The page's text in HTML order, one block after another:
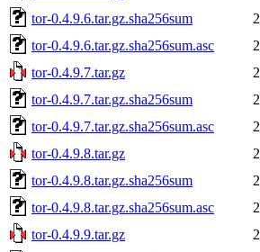
tor-0.4.9.6.tar.gz.sha256sum
tor-0.4.9.6.tar.gz.sha256sum.asc
tor-0.4.9.7.tar.gz
tor-0.4.9.7.tar.gz.sha256sum
tor-0.4.9.7.tar.gz.sha256sum.asc
tor-0.4.9.8.tar.gz
tor-0.4.9.8.tar.gz.sha256sum
tor-0.4.9.8.tar.gz.sha256sum.asc
tor-0.4.9.9.tar.gz